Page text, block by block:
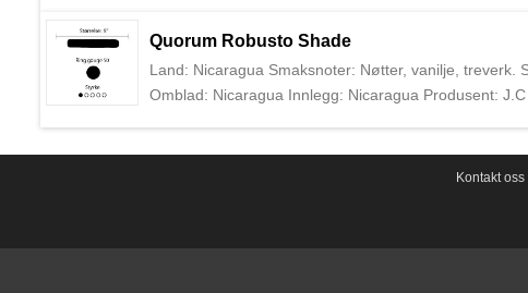
Newman. Sigarene deres er i dag produsert i
Tampa, USA.
Land: Nicaragua Smaksnoter: Nøtter, vanilje, treverk.
Omblad: Nicaragua Innlegg: Nicaragua Produsent:
Quorum Robusto Shade
Kontakt oss